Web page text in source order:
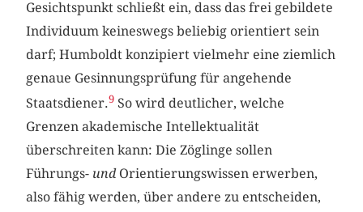
Gesichtspunkt schließt ein, dass das frei gebildete
Individuum keineswegs beliebig orientiert sein
darf; Humboldt konzipiert vielmehr eine ziemlich
genaue Gesinnungsprüfung für angehende
Staatsdiener.9 So wird deutlicher, welche
Grenzen akademische Intellektualität
überschreiten kann: Die Zöglinge sollen
Führungs- undOrientierungswissen erwerben,
also fähig werden, über andere zu entscheiden,